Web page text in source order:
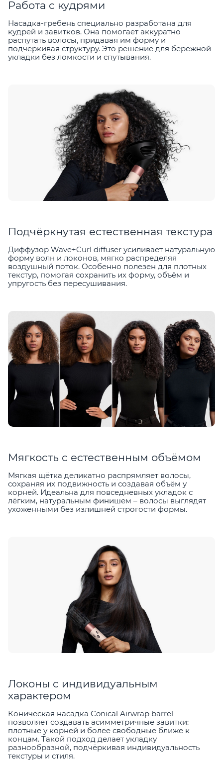
Работа с кудрями
Насадка-гребень специально разработана для
кудрей и завитков. Она помогает аккуратно
распутать волосы, придавая им форму и
подчёркивая структуру. Это решение для бережной
укладки без ломкости и спутывания.
Подчёркнутая естественная текстура
Диффузор Wave+Curl diffuser усиливает натуральную
форму волн и локонов, мягко распределяя
воздушный поток. Особенно полезен для плотных
текстур, помогая сохранить их форму, объём и
упругость без пересушивания.
Мягкость с естественным объёмом
Мягкая щётка деликатно распрямляет волосы,
сохраняя их подвижность и создавая объём у
корней. Идеальна для повседневных укладок с
лёгким, натуральным финишем – волосы выглядят
ухоженными без излишней строгости формы.
Локоны с индивидуальным
характером
Коническая насадка Conical Airwrap barrel
позволяет создавать асимметричные завитки:
плотные у корней и более свободные ближе к
концам. Такой подход делает укладку
разнообразной, подчёркивая индивидуальность
текстуры и стиля.